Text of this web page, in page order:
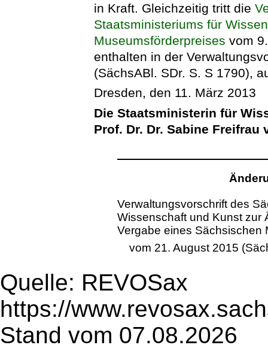
in Kraft. Gleichzeitig tritt die
Staatsministeriums für
Museumsförderpreises vom
enthalten in der
(SächsABl. SDr. S. S 1790),
Dresden, den 11. März 2013
Die Staatsministerin für
Prof. Dr. Dr. Sabine Freifrau
Verwaltungsvorschrift des
Wissenschaft und Kunst zur
Vergabe eines Sächsischen
vom 21. August 2015
Quelle: REVOSax
https://
Stand vom 07.08.2026